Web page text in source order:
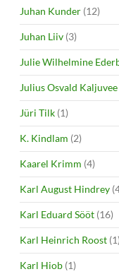
Juhan Kunder (12)
Juhan Liiv (3)
Julie Wilhelmine
Julius Osvald Kaljuvee
Jüri Tilk (1)
K. Kindlam (2)
Kaarel Krimm (4)
Karl August Hindrey
Karl Eduard Sööt (16)
Karl Heinrich Roost (1)
Karl Hiob (1)